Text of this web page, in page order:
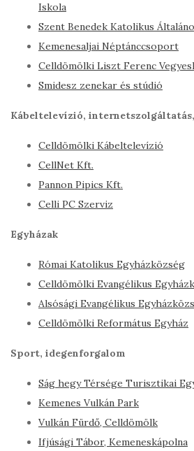
Iskola
Szent Benedek Katolikus
Kemenesaljai Néptánccsoport
Celldömölki Liszt Ferenc
Smidesz zenekar és stúdió
Kábeltelevízió,
Celldömölki Kábeltelevízió
CellNet Kft.
Pannon Pipics Kft.
Celli PC Szerviz
Egyházak
Római Katolikus Egyházközség
Celldömölki Evangélikus
Alsósági Evangélikus
Celldömölki Református Egyház
Sport, idegenforgalom
Ság hegy Térsége Turisztikai
Kemenes Vulkán Park
Vulkán Fürdő, Celldömölk
Ifjúsági Tábor, Kemeneskápolna